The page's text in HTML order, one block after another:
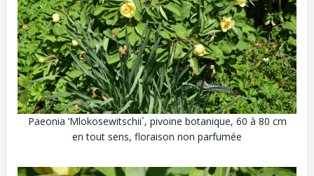
Paeonia ‘Mlokosewitschii´, pivoine botanique, 60 à 80 cm
en tout sens, floraison non parfumée